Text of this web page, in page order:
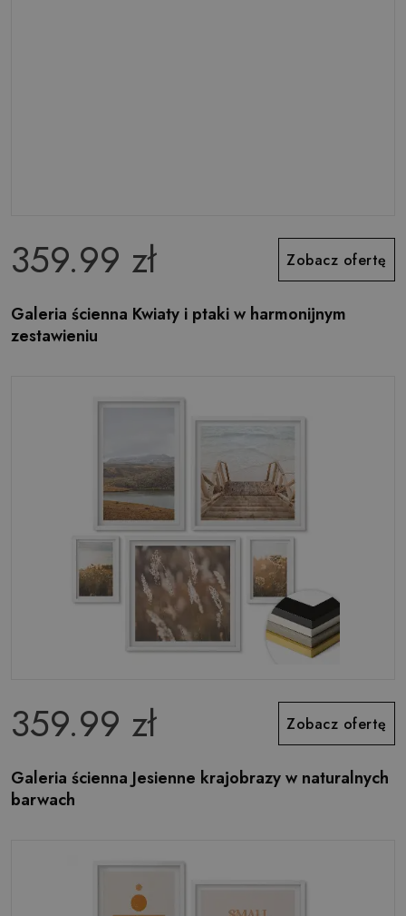
359.99 zł Zobacz ofertę
Galeria ścienna Kwiaty i ptaki w harmonijnym
zestawieniu
359.99 zł Zobacz ofertę
Galeria ścienna Jesienne krajobrazy w naturalnych
barwach